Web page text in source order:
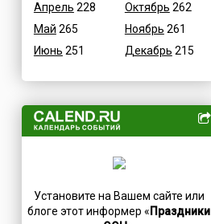
Ирак
Иран
Ирландия
Исландия
Италия
Канада
Конституционные
Культурные
Масс-медийные
Независимые
Посты
Апрель 228
Май 265
Июнь 251
Октябрь 262
Ноябрь 261
Декабрь 215
Установите на Вашем сайте или
блоге этот информер « Праздники